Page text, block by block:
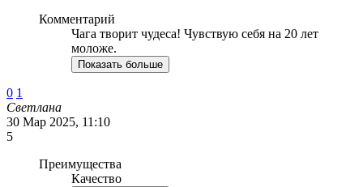
Комментарий
Чага творит чудеса! Чувствую себя на 20 лет
моложе.
Показать больше
0 1
Светлана
30 Мар 2025, 11:10
5
Преимущества
Качество